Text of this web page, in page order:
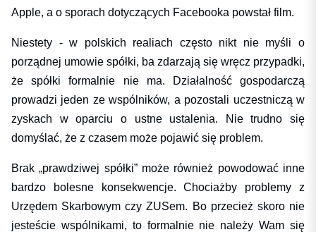
Apple, a o sporach dotyczących Facebooka powstał film.
Niestety - w polskich realiach często nikt nie myśli o
porządnej umowie spółki, ba zdarzają się wręcz przypadki,
że spółki formalnie nie ma. Działalność gospodarczą
prowadzi jeden ze wspólników, a pozostali uczestniczą w
zyskach w oparciu o ustne ustalenia. Nie trudno się
domyślać, że z czasem może pojawić się problem.
Brak „prawdziwej spółki” może również powodować inne
bardzo bolesne konsekwencje. Chociażby problemy z
Urzędem Skarbowym czy ZUSem. Bo przecież skoro nie
jesteście wspólnikami, to formalnie nie należy Wam się